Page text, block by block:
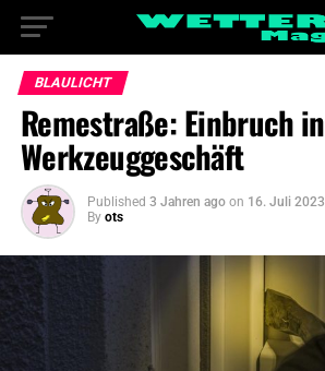
BLAULICHT
Remestraße: Einbruch in
Werkzeuggeschäft
Published 3 Jahren ago on 16. Juli 2023
By ots